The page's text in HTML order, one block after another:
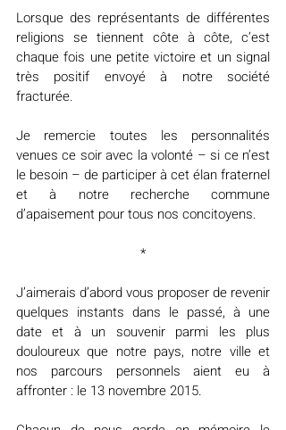
Lorsque des représentants de différentes
religions se tiennent côte à côte, c’est
chaque fois une petite victoire et un signal
très positif envoyé à notre société
fracturée.
Je remercie toutes les personnalités
venues ce soir avec la volonté – si ce n’est
le besoin – de participer à cet élan fraternel
et à notre recherche commune
d’apaisement pour tous nos concitoyens.
*
J’aimerais d’abord vous proposer de revenir
quelques instants dans le passé, à une
date et à un souvenir parmi les plus
douloureux que notre pays, notre ville et
nos parcours personnels aient eu à
affronter : le 13 novembre 2015.